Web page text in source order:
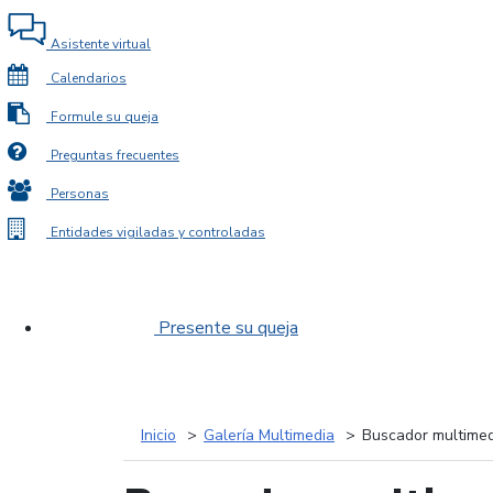
Asistente virtual
Calendarios
Formule su queja
Preguntas frecuentes
Personas
Entidades vigiladas y controladas
Presente su queja
Inicio Galería Multimedia Buscador